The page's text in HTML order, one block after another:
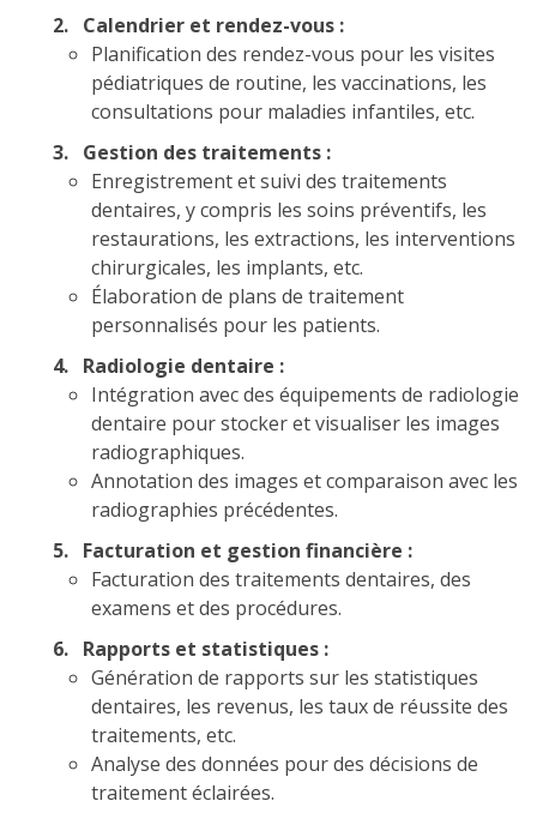
2. Calendrier et rendez-vous :
Planification des rendez-vous pour les visites
pédiatriques de routine, les vaccinations, les
consultations pour maladies infantiles, etc.
3. Gestion des traitements :
Enregistrement et suivi des traitements
dentaires, y compris les soins préventifs, les
restaurations, les extractions, les interventions
chirurgicales, les implants, etc.
Élaboration de plans de traitement
personnalisés pour les patients.
4. Radiologie dentaire :
Intégration avec des équipements de radiologie
dentaire pour stocker et visualiser les images
radiographiques.
Annotation des images et comparaison avec les
radiographies précédentes.
5. Facturation et gestion financière :
Facturation des traitements dentaires, des
examens et des procédures.
6. Rapports et statistiques :
Génération de rapports sur les statistiques
dentaires, les revenus, les taux de réussite des
traitements, etc.
Analyse des données pour des décisions de
traitement éclairées.